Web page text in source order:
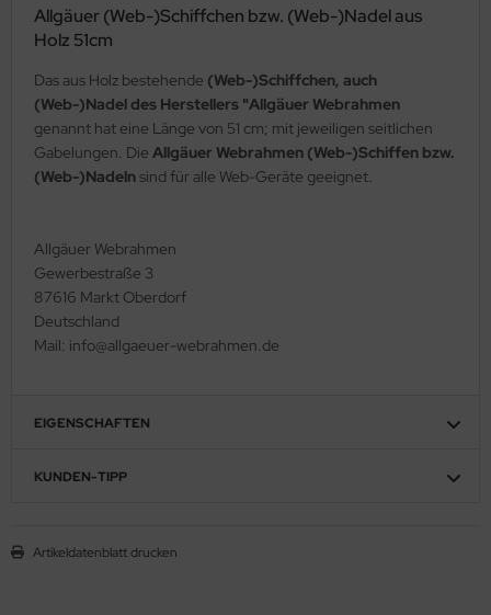
Allgäuer (Web-)Schiffchen bzw. (Web-)Nadel aus
Holz 51cm
Das aus Holz bestehende (Web-)Schiffchen, auch
(Web-)Nadel des Herstellers "Allgäuer Webrahmen
genannt hat eine Länge von 51 cm; mit jeweiligen seitlichen
Gabelungen. Die Allgäuer Webrahmen (Web-)Schiffen bzw.
(Web-)Nadelnsind für alle Web-Geräte geeignet.
Allgäuer Webrahmen
Gewerbestraße 3
87616 Markt Oberdorf
Deutschland
Mail: info@allgaeuer-webrahmen.de
EIGENSCHAFTEN
KUNDEN-TIPP
Artikeldatenblatt drucken